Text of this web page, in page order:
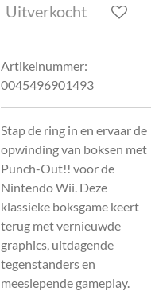
Uitverkocht
Artikelnummer:
0045496901493
Stap de ring in en ervaar de
opwinding van boksen met
Punch-Out!! voor de
Nintendo Wii. Deze
klassieke boksgame keert
terug met vernieuwde
graphics, uitdagende
tegenstanders en
meeslepende gameplay.